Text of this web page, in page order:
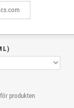
produkten